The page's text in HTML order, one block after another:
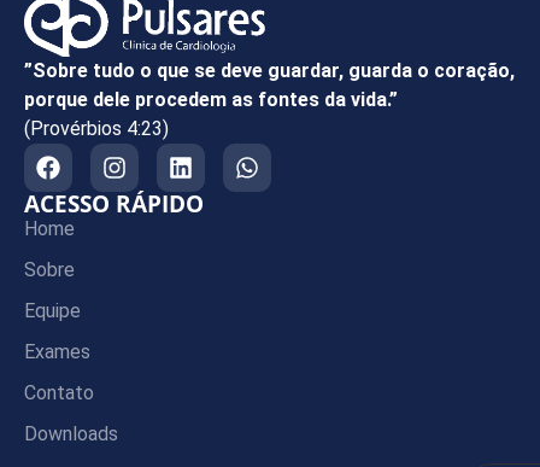
”Sobre tudo o que se deve guardar, guarda o coração,
porque dele procedem as fontes da vida.”
(Provérbios 4:23)
ACESSO RÁPIDO
Home
Sobre
Equipe
Exames
Contato
Downloads